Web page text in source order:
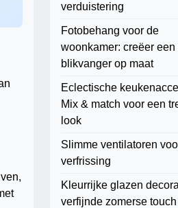
verduistering
Fotobehang voor de
woonkamer: creëer
blikvanger op maat
Eclectische
Mix & match voor een
look
Slimme ventilatoren
verfrissing
Kleurrijke glazen
verfijnde zomerse touch